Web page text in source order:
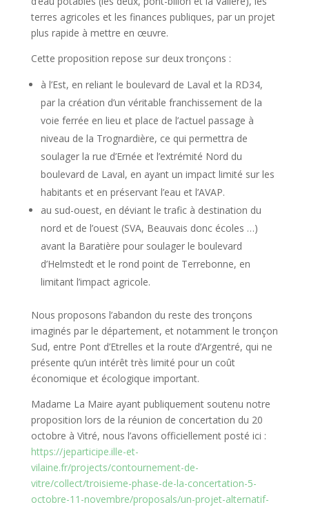
terres agricoles et les finances publiques, par un projet
plus rapide à mettre en œuvre.
Cette proposition repose sur deux tronçons :
à l’Est, en reliant le boulevard de Laval et la RD34,
par la création d’un véritable franchissement de la
voie ferrée en lieu et place de l’actuel passage à
niveau de la Trognardière, ce qui permettra de
soulager la rue d’Ernée et l’extrémité Nord du
boulevard de Laval, en ayant un impact limité sur les
habitants et en préservant l’eau et l’AVAP.
au sud-ouest, en déviant le trafic à destination du
nord et de l’ouest (SVA, Beauvais donc écoles …)
avant la Baratière pour soulager le boulevard
d’Helmstedt et le rond point de Terrebonne, en
limitant l’impact agricole.
Nous proposons l’abandon du reste des tronçons
imaginés par le département, et notamment le tronçon
Sud, entre Pont d’Etrelles et la route d’Argentré, qui ne
présente qu’un intérêt très limité pour un coût
économique et écologique important.
Madame La Maire ayant publiquement soutenu notre
proposition lors de la réunion de concertation du 20
octobre à Vitré, nous l’avons officiellement posté ici :
https://jeparticipe.ille-et-
vilaine.fr/projects/contournement-de-
vitre/collect/troisieme-phase-de-la-concertation-5-
octobre-11-novembre/proposals/un-projet-alternatif-